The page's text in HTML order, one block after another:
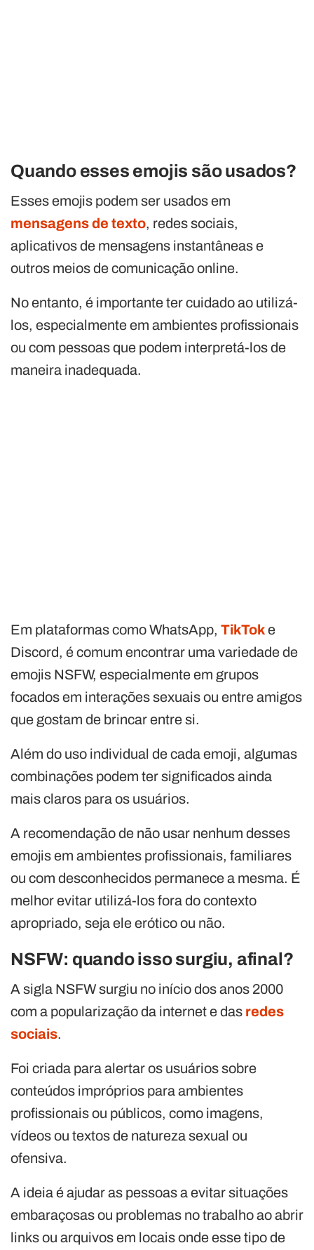
Quando esses emojis são usados?
Esses emojis podem ser usados em
mensagens de texto, redes sociais,
aplicativos de mensagens instantâneas e
outros meios de comunicação online.
No entanto, é importante ter cuidado ao utilizá-
los, especialmente em ambientes profissionais
ou com pessoas que podem interpretá-los de
maneira inadequada.
Em plataformas como WhatsApp, TikToke
Discord, é comum encontrar uma variedade de
emojis NSFW, especialmente em grupos
focados em interações sexuais ou entre amigos
que gostam de brincar entre si.
Além do uso individual de cada emoji, algumas
combinações podem ter significados ainda
mais claros para os usuários.
A recomendação de não usar nenhum desses
emojis em ambientes profissionais, familiares
ou com desconhecidos permanece a mesma. É
melhor evitar utilizá-los fora do contexto
apropriado, seja ele erótico ou não.
NSFW: quando isso surgiu, afinal?
A sigla NSFW surgiu no início dos anos 2000
com a popularização da internet e das redes
sociais.
Foi criada para alertar os usuários sobre
conteúdos impróprios para ambientes
profissionais ou públicos, como imagens,
vídeos ou textos de natureza sexual ou
ofensiva.
A ideia é ajudar as pessoas a evitar situações
embaraçosas ou problemas no trabalho ao abrir
links ou arquivos em locais onde esse tipo de